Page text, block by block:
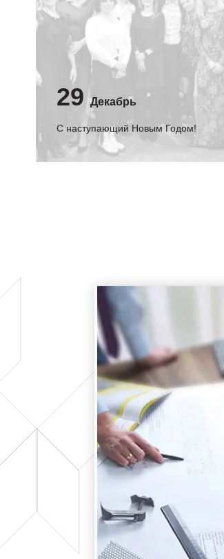
29 Декабрь
С наступающий Новым Годом!